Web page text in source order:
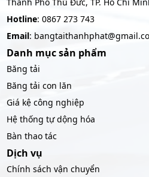
Hotline: 0867 273 743
Email:
Danh mục sản phẩm
Băng tải
Băng tải con lăn
Giá kệ công nghiệp
Hệ thống tự dộng hóa
Bàn thao tác
Dịch vụ
Chính sách vận chuyển